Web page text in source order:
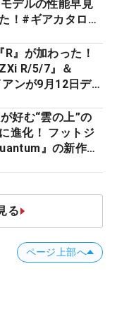
デルの性能早見
！#ギアカタログ
R』が加わった！
R/5/7』＆
アンが9月12日デ
好む“雲の上”の
進化！ フットジ
』の新作を
る
ページ上部へ